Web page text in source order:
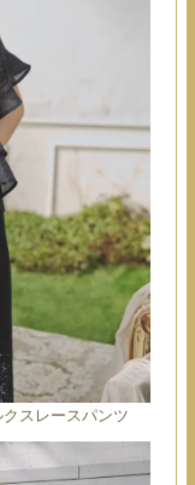
クスレースパンツ